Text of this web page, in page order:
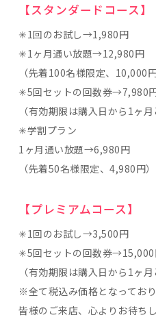
【スタンダードコース】
✳︎1回のお試し→1,980円
✳︎1ヶ月通い放題→12,980円
（先着100名様限定、10,000円
✳︎5回セットの回数券→7,980
（有効期限は購入日から1ヶ月
✳︎学割プラン
1ヶ月通い放題→6,980円
（先着50名様限定、4,980円）
【プレミアムコース】
✳︎1回のお試し→3,500円
✳︎5回セットの回数券→15,000
（有効期限は購入日から1ヶ月
※全て税込み価格となっており
皆様のご来店、心よりお待ち